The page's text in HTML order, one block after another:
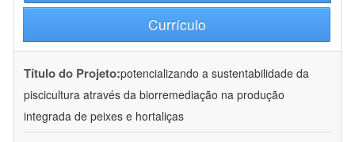
Currículo
Título do Projeto:potencializando a sustentabilidade da
piscicultura através da biorremediação na produção
integrada de peixes e hortaliças